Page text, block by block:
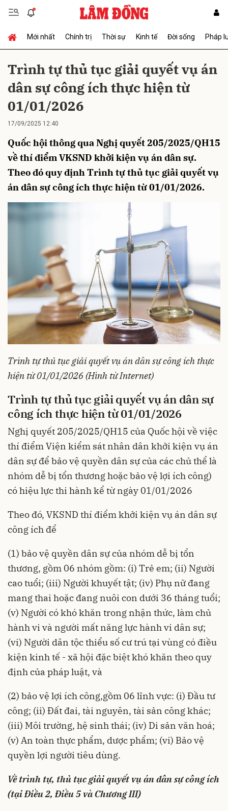
Mới nhất Chính trị Thời sự Kinh tế Đời sống Pháp
Trình tự thủ tục giải quyết vụ án
dân sự công ích thực hiện từ
01/01/2026
17/09/2025 12:40
Quốc hội thông qua Nghị quyết 205/2025/QH15
về thí điểm VKSND khởi kiện vụ án dân sự.
Theo đó quy định Trình tự thủ tục giải quyết vụ
án dân sự công ích thực hiện từ 01/01/2026.
Trình tự thủ tục giải quyết vụ án dân sự công ích thực
hiện từ 01/01/2026 (Hình từ Internet)
Trình tự thủ tục giải quyết vụ án dân sự
công ích thực hiện từ 01/01/2026
Nghị quyết 205/2025/QH15 của Quốc hội về việc
thí điểm Viện kiểm sát nhân dân khởi kiện vụ án
dân sự để bảo vệ quyền dân sự của các chủ thể là
nhóm dễ bị tổn thương hoặc bảo vệ lợi ích công)
có hiệu lực thi hành kể từ ngày 01/01/2026
Theo đó, VKSND thí điểm khởi kiện vụ án dân sự
công ích để
(1) bảo vệ quyền dân sự của nhóm dễ bị tổn
thương, gồm 06 nhóm gồm: (i) Trẻ em; (ii) Người
cao tuổi; (iii) Người khuyết tật; (iv) Phụ nữ đang
mang thai hoặc đang nuôi con dưới 36 tháng tuổi;
(v) Người có khó khăn trong nhận thức, làm chủ
hành vi và người mất năng lực hành vi dân sự;
(vi) Người dân tộc thiểu số cư trú tại vùng có điều
kiện kinh tế - xã hội đặc biệt khó khăn theo quy
định của pháp luật, và
(2) bảo vệ lợi ích công,gồm 06 lĩnh vực: (i) Đầu tư
công; (ii) Đất đai, tài nguyên, tài sản công khác;
(iii) Môi trường, hệ sinh thái; (iv) Di sản văn hoá;
(v) An toàn thực phẩm, dược phẩm; (vi) Bảo vệ
quyền lợi người tiêu dùng.
Về trình tự, thủ tục giải quyết vụ án dân sự công ích
(tại Điều 2, Điều 5 và Chương III)
Gửi bình luận
Hủy